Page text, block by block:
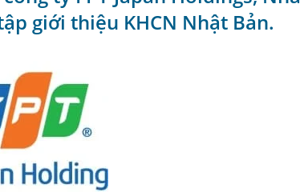
giới thiệu KHCN Nhật Bản.